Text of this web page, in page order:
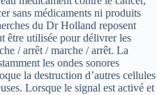
sans médicaments ni produits
du Dr Holland reposent
être utilisée pour délivrer les
/ arrêt / marche / arrêt. La
les ondes sonores
la destruction d’autres cellules
Lorsque le signal est activé et